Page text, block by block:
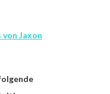
von Jaxon